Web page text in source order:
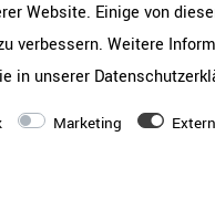
Website. Einige von
verbessern. Weitere
in unserer
Marketing